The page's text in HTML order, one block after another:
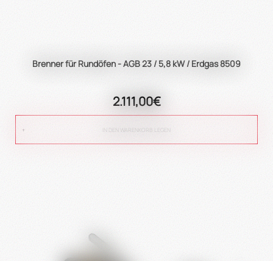
Brenner für Rundöfen - AGB 23 / 5,8 kW / Erdgas 8509
2.111,00€
IN DEN WARENKORB LEGEN